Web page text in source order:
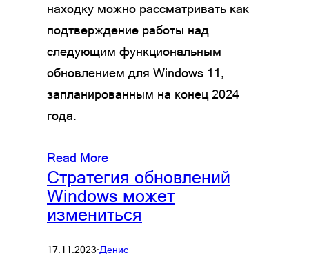
находку можно рассматривать как
подтверждение работы над
следующим функциональным
обновлением для Windows 11,
запланированным на конец 2024
года.
Read More
Стратегия обновлений
Windows может
измениться
17.11.2023·Денис